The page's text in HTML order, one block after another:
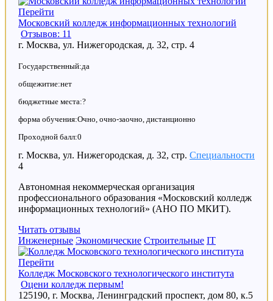
Перейти
Московский колледж информационных технологий
Отзывов: 11
г. Москва, ул. Нижегородская, д. 32, стр. 4
Государственный:да
общежитие:нет
бюджетные места:?
форма обучения:Очно, очно-заочно, дистанционно
Проходной балл:0
Специальности
г. Москва, ул. Нижегородская, д. 32, стр.
4
Автономная некоммерческая организация
профессионального образования «Московский колледж
информационных технологий» (АНО ПО МКИТ).
Читать отзывы
Инженерные Экономические Строительные IT
Перейти
Колледж Московского технологического института
Оцени колледж первым!
125190, г. Москва, Ленинградский проспект, дом 80, к.5